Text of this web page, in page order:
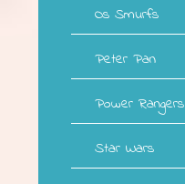
Os Smurfs
Peter Pan
Power Rangers
Star Wars